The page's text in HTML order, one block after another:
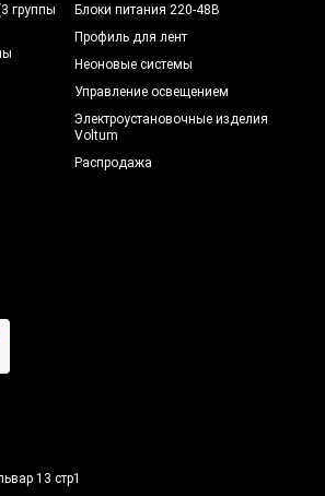
группы
Блоки питания 220-48В
Профиль для лент
Неоновые системы
Управление освещением
Электроустановочные изделия
Voltum
Распродажа
13 стр1